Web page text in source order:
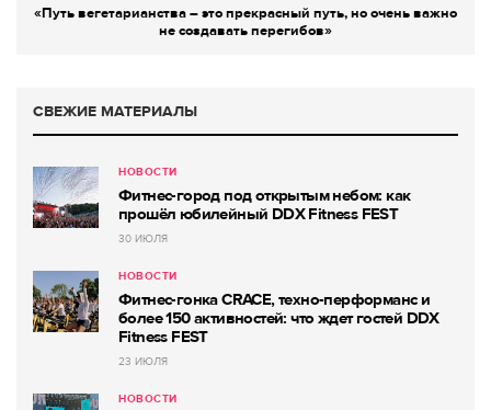
«Путь вегетарианства – это прекрасный путь, но очень важно
не создавать перегибов»
СВЕЖИЕ МАТЕРИАЛЫ
НОВОСТИ
Фитнес-город под открытым небом: как
прошёл юбилейный DDX Fitness FEST
30 ИЮЛЯ
НОВОСТИ
Фитнес-гонка CRACE, техно-перформанс и
более 150 активностей: что ждет гостей DDX
Fitness FEST
23 ИЮЛЯ
НОВОСТИ